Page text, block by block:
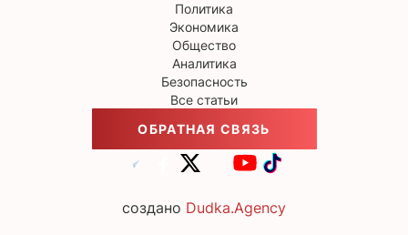
Политика
Экономика
Общество
Аналитика
Безопасность
Все статьи
ОБРАТНАЯ СВЯЗЬ
создано Dudka.Agency